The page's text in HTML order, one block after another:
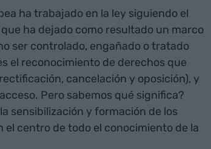
ha trabajado en la ley siguiendo el
ha dejado como resultado un marco
ser controlado, engañado o tratado
el reconocimiento de derechos que
cancelación y oposición), y
Pero sabemos qué significa?
sensibilización y formación de los
el centro de todo el conocimiento de la